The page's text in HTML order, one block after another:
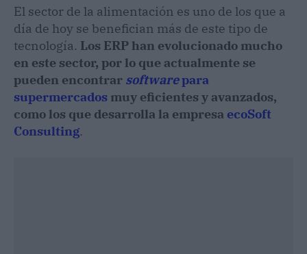
El sector de la alimentación es uno de los que a
día de hoy se benefician más de este tipo de
tecnología. Los ERP han evolucionado mucho
en este sector, por lo que actualmente se
pueden encontrar softwarepara
supermercados muy eficientes y avanzados,
como los que desarrolla la empresa ecoSoft
Consulting.